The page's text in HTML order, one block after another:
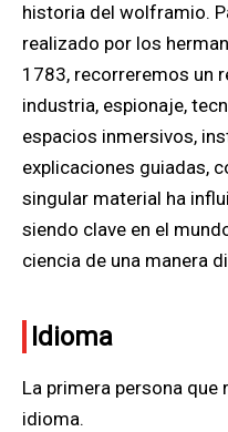
historia del wolframio.
realizado por los
1783, recorreremos un
industria, espionaje,
espacios inmersivos,
explicaciones guiadas,
singular material ha
siendo clave en el
ciencia de una manera
Idioma
La primera persona que
idioma.